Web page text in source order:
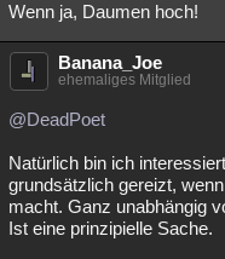
Wenn ja, Daumen hoch!
Banana_Joe
ehemaliges Mitglied
@DeadPoet
Natürlich bin ich
grundsätzlich gereizt,
macht. Ganz unabhängig
Ist eine prinzipielle Sache.